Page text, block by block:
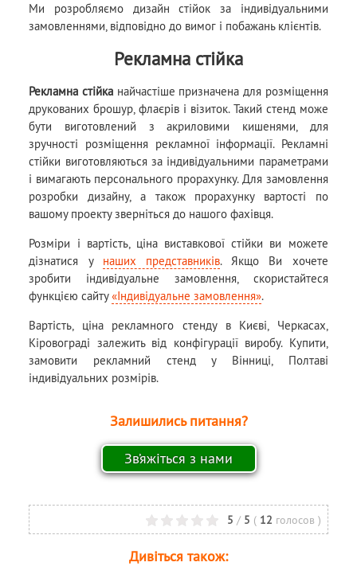
Ми розробляємо дизайн стійок за індивідуальними
замовленнями, відповідно до вимог і побажань клієнтів.
Рекламна стійка
Рекламна стійка найчастіше призначена для розміщення
друкованих брошур, флаєрів і візиток. Такий стенд може
бути виготовлений з акриловими кишенями, для
зручності розміщення рекламної інформації. Рекламні
стійки виготовляються за індивідуальними параметрами
і вимагають персонального прорахунку. Для замовлення
розробки дизайну, а також прорахунку вартості по
вашому проекту зверніться до нашого фахівця.
Розміри і вартість, ціна виставкової стійки ви можете
дізнатися у наших представників. Якщо Ви хочете
зробити індивідуальне замовлення, скористайтеся
функцією сайту«Індивідуальне замовлення».
Вартість, ціна рекламного стенду в Києві, Черкасах,
Кіровограді залежить від конфігурації виробу. Купити,
замовити рекламний стенд у Вінниці, Полтаві
індивідуальних розмірів.
Залишились питання?
5 / 5 ( 12 голосов)
Дивіться також: